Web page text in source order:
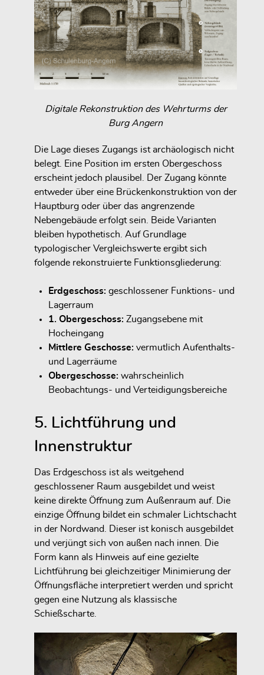
Digitale Rekonstruktion des Wehrturms der
Burg Angern
Die Lage dieses Zugangs ist archäologisch nicht
belegt. Eine Position im ersten Obergeschoss
erscheint jedoch plausibel. Der Zugang könnte
entweder über eine Brückenkonstruktion von der
Hauptburg oder über das angrenzende
Nebengebäude erfolgt sein. Beide Varianten
bleiben hypothetisch. Auf Grundlage
typologischer Vergleichswerte ergibt sich
folgende rekonstruierte Funktionsgliederung:
Erdgeschoss: geschlossener Funktions- und
Lagerraum
1. Obergeschoss: Zugangsebene mit
Hocheingang
Mittlere Geschosse: vermutlich Aufenthalts-
und Lagerräume
Obergeschosse: wahrscheinlich
Beobachtungs- und Verteidigungsbereiche
5. Lichtführung und
Innenstruktur
Das Erdgeschoss ist als weitgehend
geschlossener Raum ausgebildet und weist
keine direkte Öffnung zum Außenraum auf. Die
einzige Öffnung bildet ein schmaler Lichtschacht
in der Nordwand. Dieser ist konisch ausgebildet
und verjüngt sich von außen nach innen. Die
Form kann als Hinweis auf eine gezielte
Lichtführung bei gleichzeitiger Minimierung der
Öffnungsfläche interpretiert werden und spricht
gegen eine Nutzung als klassische
Schießscharte.